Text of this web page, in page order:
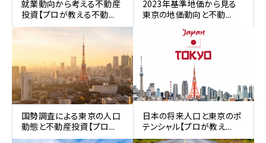
就業動向から考える不動産
投資【プロが教える不動...
2023年基準地価から見る
東京の地価動向と不動...
国勢調査による東京の人口
動態と不動産投資【プロ...
日本の将来人口と東京のポ
テンシャル【プロが教え...